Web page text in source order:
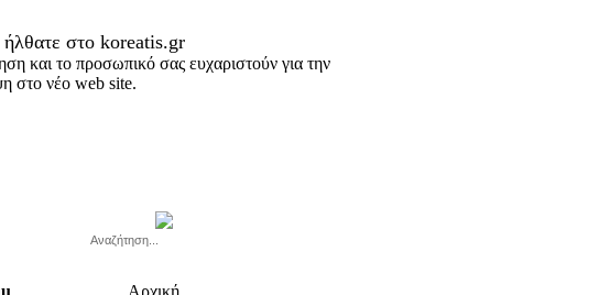
στο koreatis.gr
και το προσωπικό σας ευχαριστούν για την
στο νέο web site.
Αρχική